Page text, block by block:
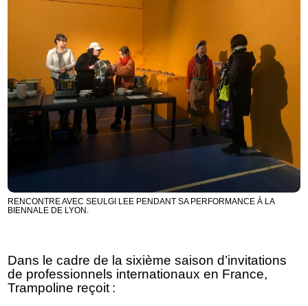
RENCONTRE AVEC SEULGI LEE PENDANT SA PERFORMANCE À LA
BIENNALE DE LYON.
Dans le cadre de la sixième saison d’invitations
de professionnels internationaux en France,
Trampoline reçoit :